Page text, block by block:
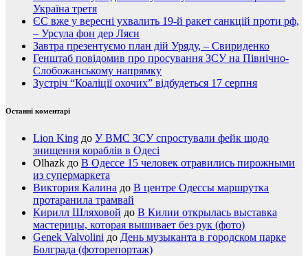
Україна третя
ЄС вже у вересні ухвалить 19-й ракет санкцій проти рф,
– Урсула фон дер Ляєн
Завтра презентуємо план дій Уряду, – Свириденко
Генштаб повідомив про просування ЗСУ на Північно-
Слобожанському напрямку
Зустріч “Коаліції охочих” відбудеться 17 серпня
Останні коментарі
Lion King до У ВМС ЗСУ спростували фейк щодо
знищення кораблів в Одесі
Olhazk до В Одессе 15 человек отравились пирожными
из супермаркета
Виктория Калина до В центре Одессы маршрутка
протаранила трамвай
Кирилл Шляховой до В Килии открылась выставка
мастерицы, которая вышивает без рук (фото)
Genek Valvolini до День музыканта в городском парке
Болграда (фоторепортаж)